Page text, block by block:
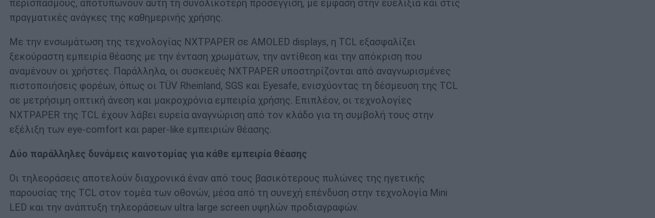
περισπασμούς, αποτυπώνουν αυτή τη συνολικότερη προσέγγιση, με έμφαση στην ευελιξία και στις
πραγματικές ανάγκες της καθημερινής χρήσης.
Με την ενσωμάτωση της τεχνολογίας NXTPAPER σε AMOLED displays, η TCL εξασφαλίζει
ξεκούραστη εμπειρία θέασης με την ένταση χρωμάτων, την αντίθεση και την απόκριση που
αναμένουν οι χρήστες. Παράλληλα, οι συσκευές NXTPAPER υποστηρίζονται από αναγνωρισμένες
πιστοποιήσεις φορέων, όπως οι TÜV Rheinland, SGS και Eyesafe, ενισχύοντας τη δέσμευση της TCL
σε μετρήσιμη οπτική άνεση και μακροχρόνια εμπειρία χρήσης. Επιπλέον, οι τεχνολογίες
NXTPAPER της TCL έχουν λάβει ευρεία αναγνώριση από τον κλάδο για τη συμβολή τους στην
εξέλιξη των eye-comfort και paper-like εμπειριών θέασης.
Δύο παράλληλες δυνάμεις καινοτομίας για κάθε εμπειρία θέασης
Οι τηλεοράσεις αποτελούν διαχρονικά έναν από τους βασικότερους πυλώνες της ηγετικής
παρουσίας της TCL στον τομέα των οθονών, μέσα από τη συνεχή επένδυση στην τεχνολογία Mini
LED και την ανάπτυξη τηλεοράσεων ultra large screen υψηλών προδιαγραφών.